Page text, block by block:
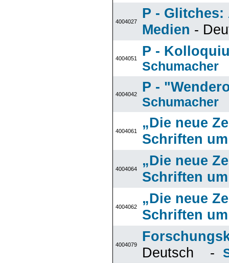
4004027
P -
Medien -
4004051 P -
Schumacher
4004042 P -
Schumacher
4004061
„Die neue
Schriften
4004064
„Die neue
Schriften
4004062
„Die neue
Schriften
4004079
Deutsch -